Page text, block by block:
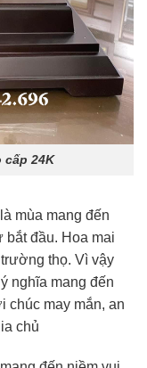
cấp 24K
mùa mang đến
đầu. Hoa mai
thọ. Vì vậy
nghĩa mang đến
chúc may mắn, an
chủ